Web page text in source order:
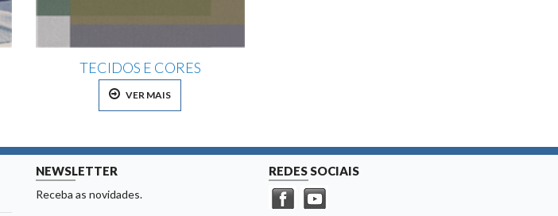
TECIDOS E CORES
VER MAIS
NEWSLETTER
Receba as novidades.
REDES SOCIAIS